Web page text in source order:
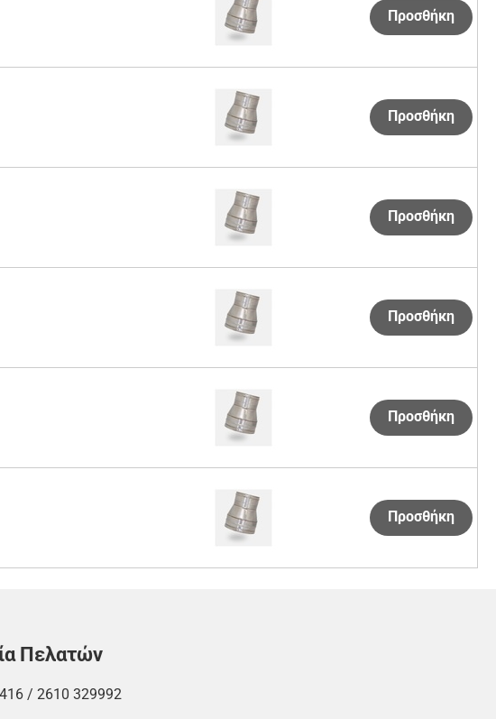
Προσθήκη
Προσθήκη
Προσθήκη
Προσθήκη
Προσθήκη
Προσθήκη
Πελατών
/ 2610 329992